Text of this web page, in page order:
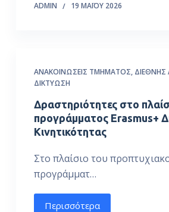
ADMIN 19 ΜΑΪ́ΟΥ 2026
ΑΝΑΚΟΙΝΏΣΕΙΣ ΤΜΉΜΑΤΟΣ, ΔΙΕΘΝΉΣ
ΔΙΚΤΎΩΣΗ
Δραστηριότητες στο
προγράμματος Erasmus+
Κινητικότητας
Στο πλαίσιο του
προγράμματ…
Περισσότερα